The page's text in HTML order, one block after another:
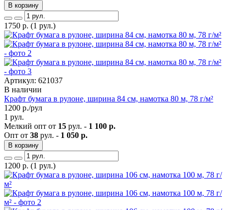
В корзину
1750 р. (1 рул.)
Артикул: 621037
В наличии
Крафт бумага в рулоне, ширина 84 см, намотка 80 м, 78 г/м²
1200 р./рул
1 рул.
Мелкий опт от 15 рул. - 1 100 р.
Опт от 38 рул. - 1 050 р.
В корзину
1200 р. (1 рул.)